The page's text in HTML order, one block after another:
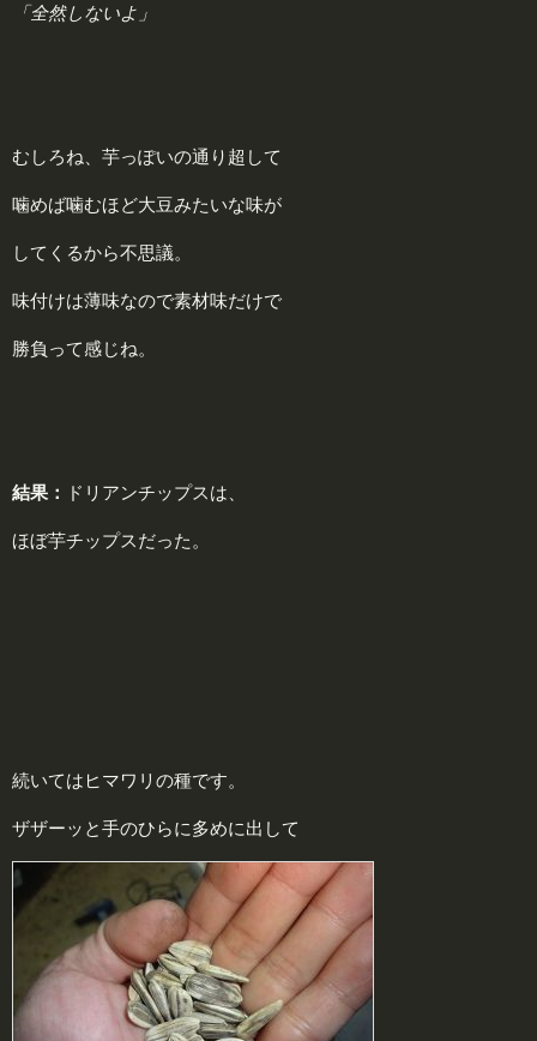
「全然しないよ」
むしろね、芋っぽいの通り超して
噛めば噛むほど大豆みたいな味が
してくるから不思議。
味付けは薄味なので素材味だけで
勝負って感じね。
結果： ドリアンチップスは、
ほぼ芋チップスだった。
続いてはヒマワリの種です。
ザザーッと手のひらに多めに出して